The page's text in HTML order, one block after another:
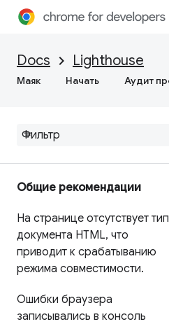
Docs Lighthouse
Маяк Начать Аудит
Общие рекомендации
На странице отсутствует тип
документа HTML, что
приводит к срабатыванию
режима совместимости.
Ошибки браузера
записывались в консоль